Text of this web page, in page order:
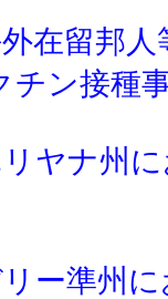
在留邦
チン接種
ヤナ州
ー準州